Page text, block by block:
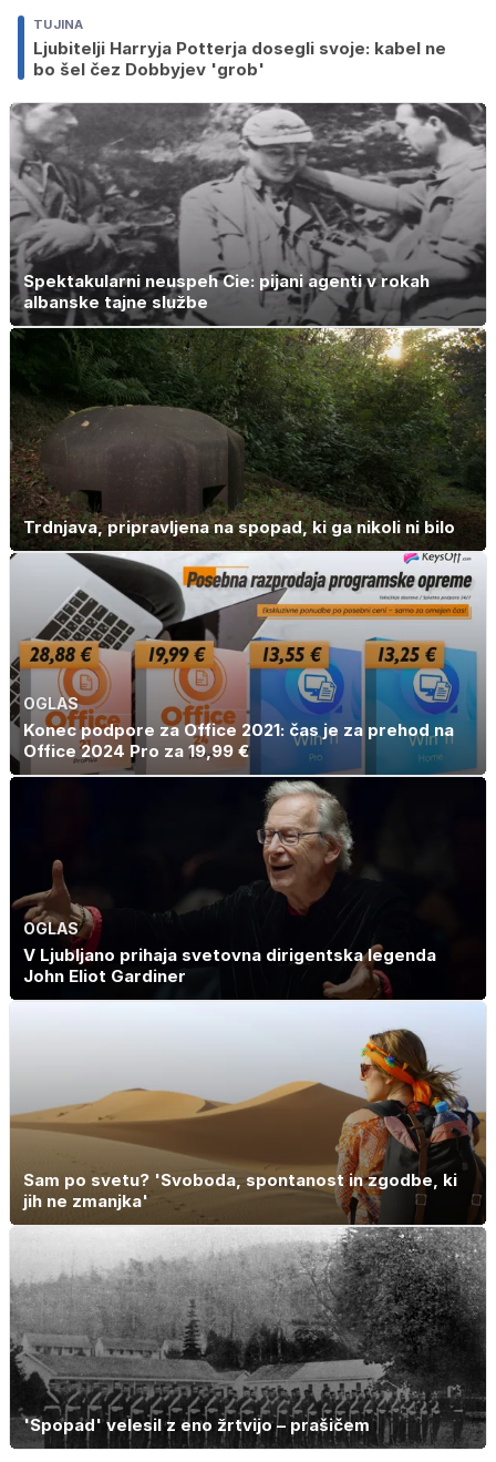
TUJINA
Ljubitelji Harryja Potterja dosegli svoje: kabel ne
bo šel čez Dobbyjev 'grob'
Spektakularni neuspeh Cie: pijani agenti v rokah
albanske tajne službe
Trdnjava, pripravljena na spopad, ki ga nikoli ni bilo
OGLAS
Konec podpore za Office 2021: čas je za prehod na
Office 2024 Pro za 19,99 €
OGLAS
V Ljubljano prihaja svetovna dirigentska legenda
John Eliot Gardiner
Sam po svetu? 'Svoboda, spontanost in zgodbe, ki
jih ne zmanjka'
'Spopad' velesil z eno žrtvijo – prašičem